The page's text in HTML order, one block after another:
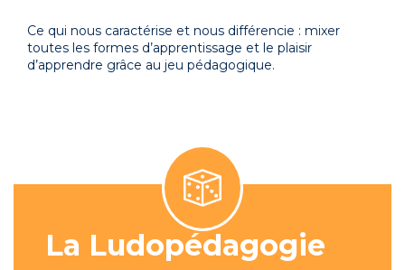
Ce qui nous caractérise et nous différencie : mixer
toutes les formes d’apprentissage et le plaisir
d’apprendre grâce au jeu pédagogique.
La Ludopédagogie